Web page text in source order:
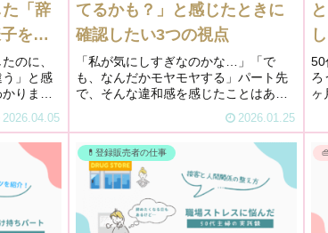
「辞
を見
のに、
」と感
りま
ました。
の職場で
と思った
、いつ
2026.04.05
てるかも？」と感じたときに
確認したい3つの視点
「私が気にしすぎなのかな…」「で
も、なんだかモヤモヤする」パート先
で、そんな違和感を感じたことはあり
ませんか？仕事を頼まれること自体が
嫌なわけじゃない。協力する気もあ
る。それなのに、なぜか心の消耗だけ
が増えていく。この感覚がずっと引っ
かかっ...
2026.01.25
50
ろ
ヶ
続
💊登録販売者の仕事